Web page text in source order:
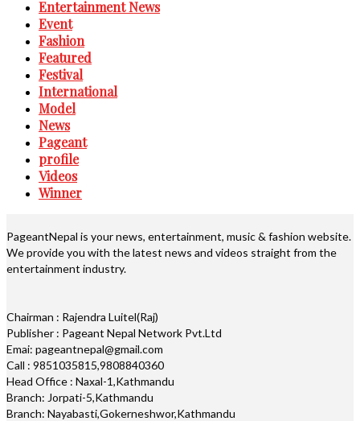
Entertainment News
Event
Fashion
Featured
Festival
International
Model
News
Pageant
profile
Videos
Winner
PageantNepal is your news, entertainment, music & fashion website.
We provide you with the latest news and videos straight from the
entertainment industry.
Chairman : Rajendra Luitel(Raj)
Publisher : Pageant Nepal Network Pvt.Ltd
Emai: pageantnepal@gmail.com
Call : 9851035815,9808840360
Head Office : Naxal-1,Kathmandu
Branch: Jorpati-5,Kathmandu
Branch: Nayabasti,Gokerneshwor,Kathmandu